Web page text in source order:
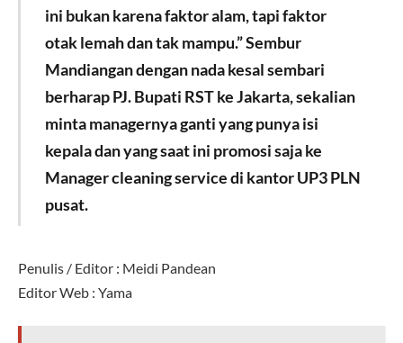
ini bukan karena faktor alam, tapi faktor
otak lemah dan tak mampu.” Sembur
Mandiangan dengan nada kesal sembari
berharap PJ. Bupati RST ke Jakarta, sekalian
minta managernya ganti yang punya isi
kepala dan yang saat ini promosi saja ke
Manager cleaning service di kantor UP3 PLN
pusat.
Penulis / Editor : Meidi Pandean
Editor Web : Yama